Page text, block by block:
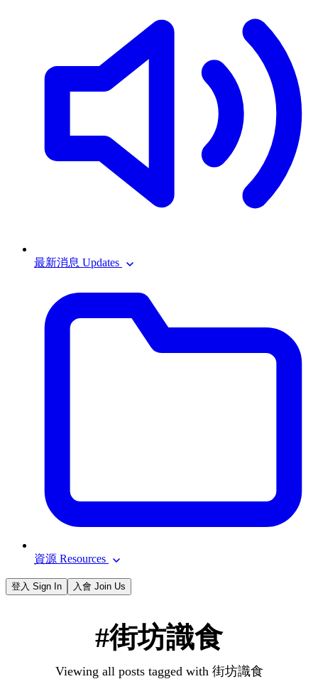
最新消息 Updates
資源 Resources
登入 Sign In 入會 Join Us
#街坊識食
Viewing all posts tagged with 街坊識食